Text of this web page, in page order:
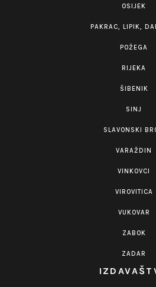
OSIJEK
PAKRAC, LIPIK,
POŽEGA
RIJEKA
ŠIBENIK
SINJ
SLAVONSKI
VARAŽDIN
VINKOVCI
VIROVITICA
VUKOVAR
ZABOK
ZADAR